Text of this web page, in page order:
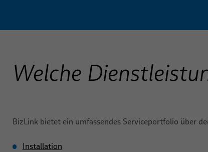
Welche
BizLink bietet ein umfassendes Serviceportfolio über
Installation